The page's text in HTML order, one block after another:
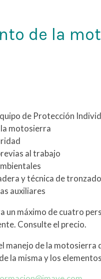
de la
de Protección
motosierra
al trabajo
y técnica de tronzado
auxiliares
un máximo de cuatro
Consulte el precio.
manejo de la
la misma y los